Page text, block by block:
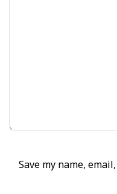
Save my name,